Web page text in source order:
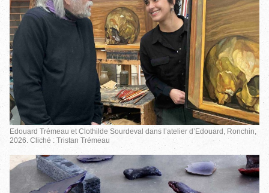
Edouard Trémeau et Clothilde Sourdeval dans l’atelier d’Edouard, Ronchin,
2026. Cliché : Tristan Trémeau